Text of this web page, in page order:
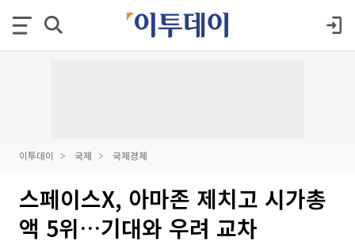
이투데이 국제 국제경제
스페이스X, 아마존 제치고 시가총
액 5위…기대와 우려 교차